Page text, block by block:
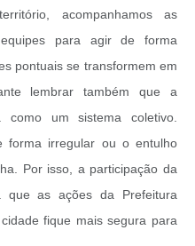
acompanhamos as
para agir de forma
pontuais se transformem em
lembrar também que a
como um sistema coletivo.
forma irregular ou o entulho
Por isso, a participação da
que as ações da Prefeitura
fique mais segura para